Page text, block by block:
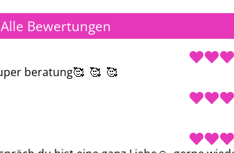
Alle Bewertungen
beratung🥰  🥰  🥰